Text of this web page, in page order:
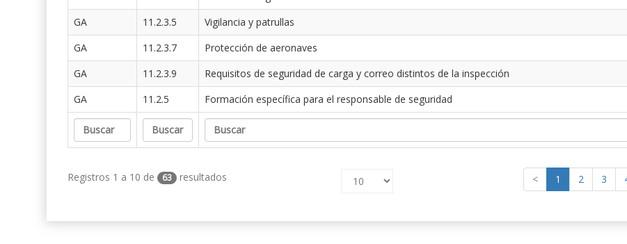
GA
11.2.3.5
Vigilancia y patrullas
GA
11.2.3.7
Protección de aeronaves
GA
11.2.3.9
Requisitos de seguridad de carga y correo distintos de la inspección
GA
11.2.5 Formación específica para el responsable de seguridad
Registros 1 a 10 de 63 resultados < 1 2 3